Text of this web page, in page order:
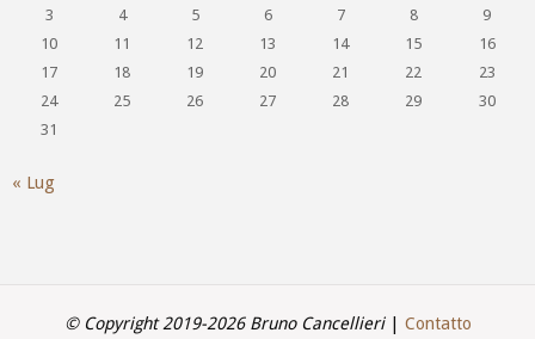
3
4 5 6 7 8
9
10
11 12 13 14 15
16
17
18 19 20 21 22
23
24
25 26 27 28 29
30
31
« Lug
© Copyright 2019-2026 Bruno Cancellieri| Contatto